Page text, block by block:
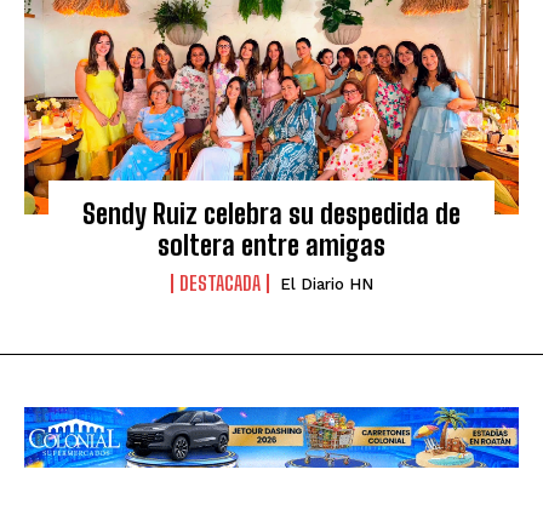
Sendy Ruiz celebra su despedida de
soltera entre amigas
DESTACADA El Diario HN